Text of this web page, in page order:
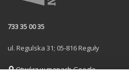
733 35 00 35
ul. Regulska 31; 05-816 Reguły
Otwórz w mapach Google